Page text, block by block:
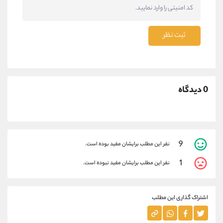
ثبت نظر
0 دیدگاه
9 نفر این مطلب برایشان مفید بوده است.
1 نفر این مطلب برایشان مفید نبوده است.
اشتراک گذاری این مطلب